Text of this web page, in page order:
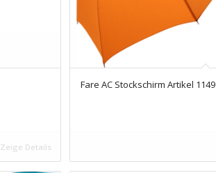
Zeige Details
Fare AC Stockschirm Artikel 1149